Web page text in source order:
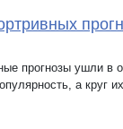
прогнозы ушли в
а круг